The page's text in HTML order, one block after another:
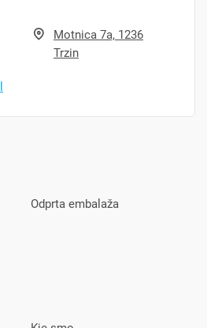
Odprta embalaža
Motnica 7a, 1236
Trzin